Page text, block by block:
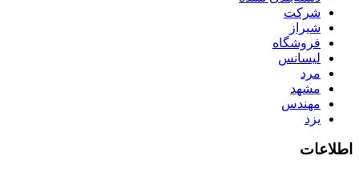
شرکت
شیراز
فروشگاه
لیسانس
مرد
مشهد
مهندس
یزد
اطلاعات